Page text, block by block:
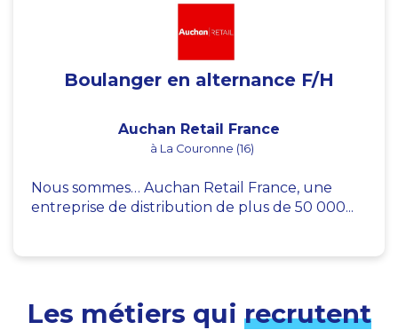
Boulanger en alternance F/H
Auchan Retail France
à La Couronne (16)
Nous sommes… Auchan Retail France, une
entreprise de distribution de plus de 50 000...
Les métiers qui recrutent